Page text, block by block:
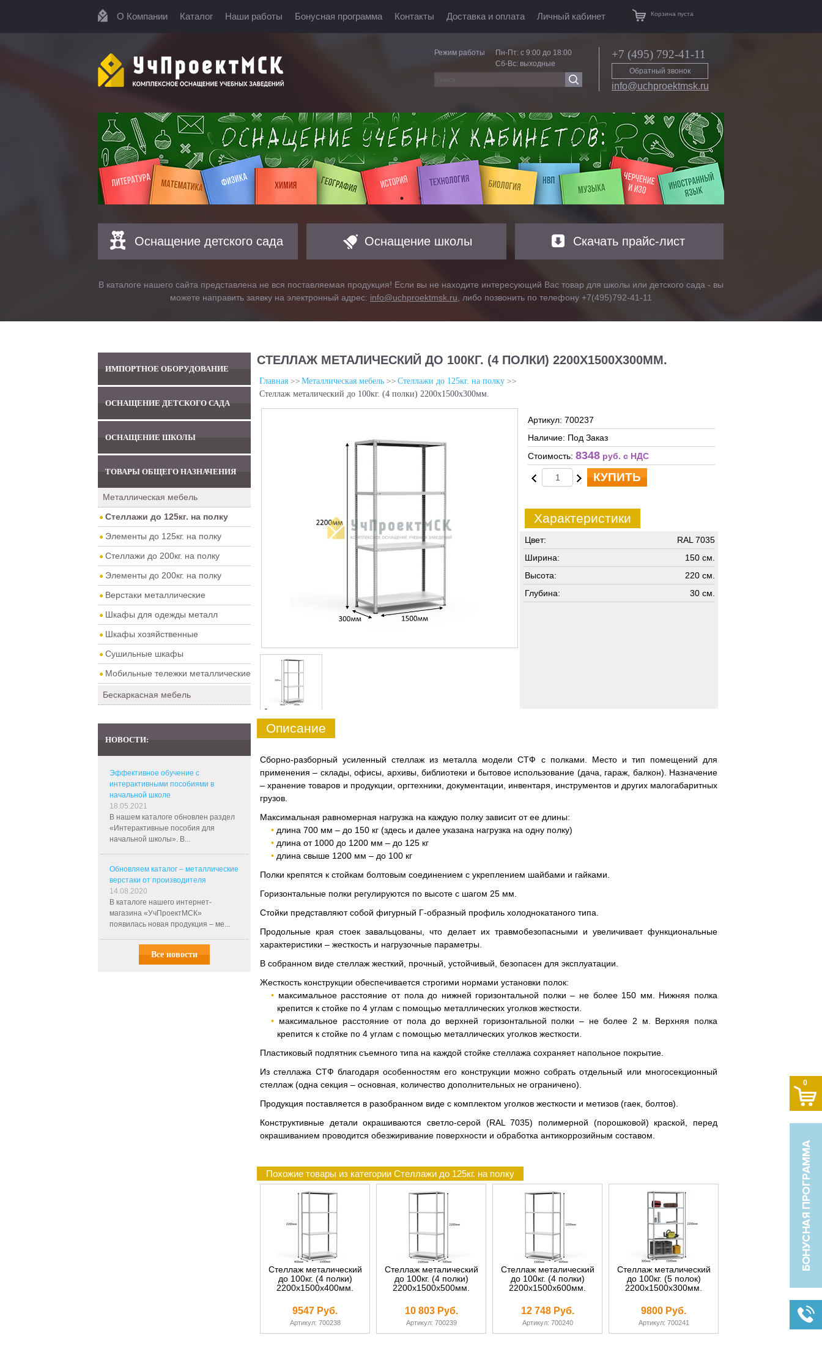
О Компании Каталог Наши работы Бонусная программа Контакты Доставка и оплата Личный кабинет Корзина пуста
Режим работы
Пн-Пт: с 9:00 до 18:00
Сб-Вс: выходные
+7 (495) 792-41-11
Обратный звонок
info@uchproektmsk.ru
Оснащение детского сада Оснащение школы Скачать прайс-лист
В каталоге нашего сайта представлена не вся поставляемая продукция! Если вы не находите интересующий Вас товар для школы или детского сада - вы
можете направить заявку на электронный адрес: info@uchproektmsk.ru , либо позвонить по телефону +7(495)792-41-11
ИМПОРТНОЕ ОБОРУДОВАНИЕ
ОСНАЩЕНИЕ ДЕТСКОГО САДА
ОСНАЩЕНИЕ ШКОЛЫ
ТОВАРЫ ОБЩЕГО НАЗНАЧЕНИЯ
Металлическая мебель
Стеллажи до 125кг. на полку
Элементы до 125кг. на полку
Стеллажи до 200кг. на полку
Элементы до 200кг. на полку
Верстаки металлические
Шкафы для одежды металл
Шкафы хозяйственные
Сушильные шкафы
Мобильные тележки металлические
Бескаркасная мебель
НОВОСТИ:
Эффективное обучение с
интерактивными пособиями в
начальной школе
18.05.2021
В нашем каталоге обновлен раздел
«Интерактивные пособия для
начальной школы». В...
Обновляем каталог – металлические
верстаки от производителя
14.08.2020
В каталоге нашего интернет-
магазина «УчПроектМСК»
появилась новая продукция – ме...
Все новости
СТЕЛЛАЖ МЕТАЛИЧЕСКИЙ ДО 100КГ. (4 ПОЛКИ) 2200Х1500Х300ММ.
Главная Металлическая мебель
Стеллажи до 125кг. на полку
Стеллаж металический до 100кг. (4 полки) 2200х1500х300мм.
0
Артикул: 700237
Наличие: Под Заказ
Стоимость: 8348 руб. c НДС
КУПИТЬ
Характеристики
Цвет:
RAL 7035
Ширина:
150 см.
Высота:
220 см.
Глубина:
30 см.
Описание
Сборно-разборный усиленный стеллаж из металла модели СТФ с полками. Место и тип помещений для
применения – склады, офисы, архивы, библиотеки и бытовое использование (дача, гараж, балкон). Назначение
– хранение товаров и продукции, оргтехники, документации, инвентаря, инструментов и других малогабаритных
грузов.
Максимальная равномерная нагрузка на каждую полку зависит от ее длины:
длина 700 мм – до 150 кг (здесь и далее указана нагрузка на одну полку)
длина от 1000 до 1200 мм – до 125 кг
длина свыше 1200 мм – до 100 кг
Полки крепятся к стойкам болтовым соединением с укреплением шайбами и гайками.
Горизонтальные полки регулируются по высоте с шагом 25 мм.
Стойки представляют собой фигурный Г-образный профиль холоднокатаного типа.
Продольные края стоек завальцованы, что делает их травмобезопасными и увеличивает функциональные
характеристики – жесткость и нагрузочные параметры.
В собранном виде стеллаж жесткий, прочный, устойчивый, безопасен для эксплуатации.
Жесткость конструкции обеспечивается строгими нормами установки полок:
максимальное расстояние от пола до нижней горизонтальной полки – не более 150 мм. Нижняя полка
крепится к стойке по 4 углам с помощью металлических уголков жесткости.
максимальное расстояние от пола до верхней горизонтальной полки – не более 2 м. Верхняя полка
крепится к стойке по 4 углам с помощью металлических уголков жесткости.
Пластиковый подпятник съемного типа на каждой стойке стеллажа сохраняет напольное покрытие.
Из стеллажа СТФ благодаря особенностям его конструкции можно собрать отдельный или многосекционный
стеллаж (одна секция – основная, количество дополнительных не ограничено).
Продукция поставляется в разобранном виде с комплектом уголков жесткости и метизов (гаек, болтов).
Конструктивные детали окрашиваются светло-серой (RAL 7035) полимерной (порошковой) краской, перед
окрашиванием проводится обезжиривание поверхности и обработка антикоррозийным составом.
Похожие товары из категории Стеллажи до 125кг. на полку
Стеллаж металический
до 100кг. (4 полки)
2200х1500х400мм.
9547 Руб.
Артикул: 700238
Стеллаж металический
до 100кг. (4 полки)
2200х1500х500мм.
10 803 Руб.
Артикул: 700239
Стеллаж металический
до 100кг. (4 полки)
2200х1500х600мм.
12 748 Руб.
Артикул: 700240
Стеллаж металический
до 100кг. (5 полок)
2200х1500х300мм.
9800 Руб.
Артикул: 700241
0